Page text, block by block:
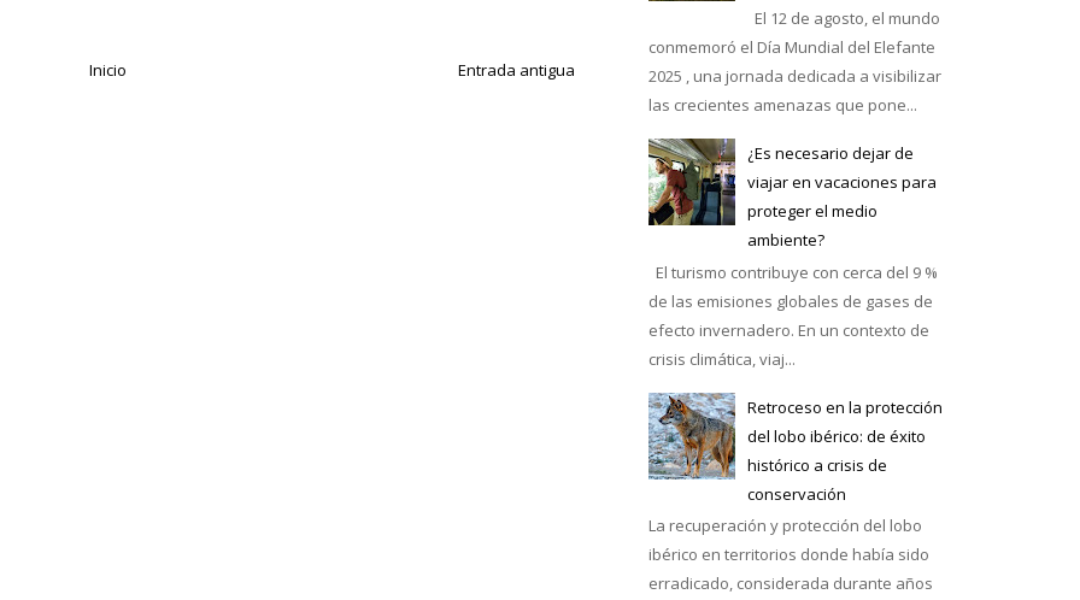
Entrada antigua
Inicio
El 12 de agosto, el mundo
conmemoró el Día Mundial del Elefante
2025 , una jornada dedicada a visibilizar
las crecientes amenazas que pone...
¿Es necesario dejar de
viajar en vacaciones para
proteger el medio
ambiente?
El turismo contribuye con cerca del 9 %
de las emisiones globales de gases de
efecto invernadero. En un contexto de
crisis climática, viaj...
Retroceso en la protección
del lobo ibérico: de éxito
histórico a crisis de
conservación
La recuperación y protección del lobo
ibérico en territorios donde había sido
erradicado, considerada durante años